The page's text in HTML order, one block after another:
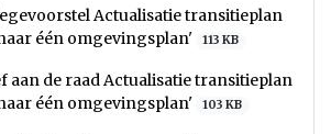
Actualisatie transitieplan
één omgevingsplan'
113 KB
aan de raad Actualisatie transitieplan
één omgevingsplan'
103 KB